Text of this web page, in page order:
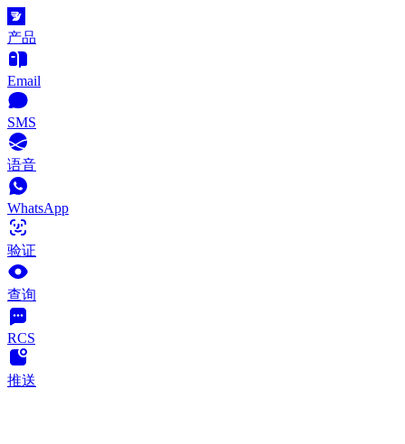
产品
Email
SMS
语音
WhatsApp
验证
查询
RCS
推送